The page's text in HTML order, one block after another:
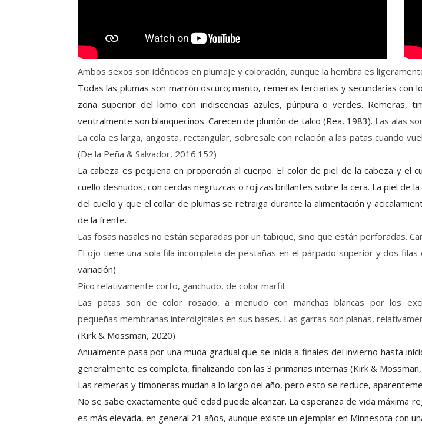
Ambos sexos son idénticos en plumaje y coloración, aunque la hembra es
Todas las plumas son marrón oscuro; manto, remeras terciarias y secundarias
zona superior del lomo con iridiscencias azules, púrpura o verdes. Remeras,
ventralmente son blanquecinos. Carecen de plumón de talco (Rea, 1983). Las alas
La cola es larga, angosta, rectangular, sobresale con relación a las patas cuando
(De la Peña & Salvador, 2016:152)
La cabeza es pequeña en proporción al cuerpo. El color de piel de la cabeza y
cuello desnudos, con cerdas negruzcas o rojizas brillantes sobre la cera. La piel de
del cuello y que el collar de plumas se retraiga durante la alimentación y
de la frente.
Las fosas nasales no están separadas por un tabique, sino que están perforadas.
El ojo tiene una sola fila incompleta de pestañas en el párpado superior y dos filas
variación)
Pico relativamente corto, ganchudo, de color marfil.
Las patas son de color rosado, a menudo con manchas blancas por los
pequeñas membranas interdigitales en sus bases. Las garras son planas,
(Kirk & Mossman, 2020)
Anualmente pasa por una muda gradual que se inicia a finales del invierno hasta
generalmente es completa, finalizando con las 3 primarias internas (Kirk &
Las remeras y timoneras mudan a lo largo del año, pero esto se reduce,
No se sabe exactamente qué edad puede alcanzar. La esperanza de vida máxima
es más elevada, en general 21 años, aunque existe un ejemplar en Minnesota con